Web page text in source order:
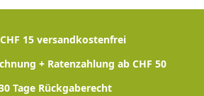
15 versandkostenfrei
+ Ratenzahlung ab CHF 50
Tage Rückgaberecht